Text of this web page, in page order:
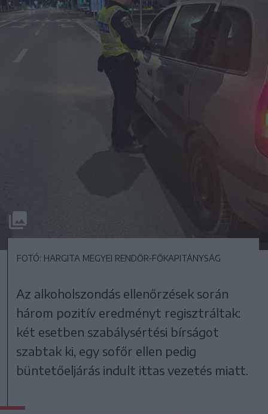
FOTÓ: HARGITA MEGYEI RENDŐR-FŐKAPITÁNYSÁG
Az alkoholszondás ellenőrzések során
három pozitív eredményt regisztráltak:
két esetben szabálysértési bírságot
szabtak ki, egy sofőr ellen pedig
büntetőeljárás indult ittas vezetés miatt.